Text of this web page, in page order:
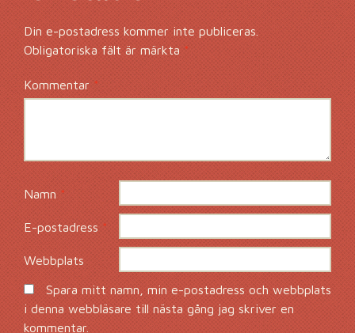
Din e-postadress kommer inte publiceras.
Obligatoriska fält är märkta *
Kommentar*
Namn *
E-postadress *
Webbplats
Spara mitt namn, min e-postadress och webbplats
i denna webbläsare till nästa gång jag skriver en
kommentar.